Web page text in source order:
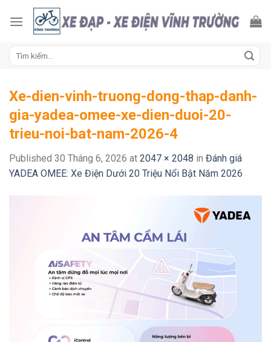
Xe-dien-vinh-truong-dong-thap-danh-
gia-yadea-omee-xe-dien-duoi-20-
trieu-noi-bat-nam-2026-4
Published 30 Tháng 6, 2026 at 2047 × 2048 in Đánh giá
YADEA OMEE: Xe Điện Dưới 20 Triệu Nổi Bật Năm 2026